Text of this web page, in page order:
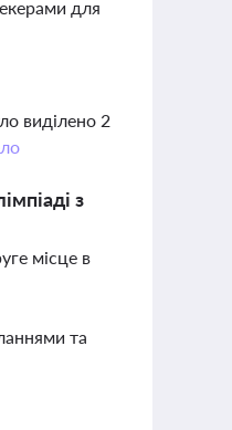
для
виділено 2
з
місце в
та